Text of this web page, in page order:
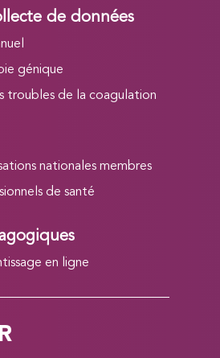
de données
génique
troubles de la coagulation
nationales membres
de santé
en ligne